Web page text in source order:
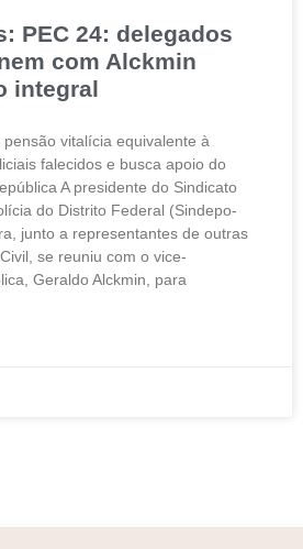
PEC 24: delegados
com Alckmin
integral
vitalícia equivalente à
falecidos e busca apoio do
A presidente do Sindicato
do Distrito Federal (Sindepo-
junto a representantes de outras
se reuniu com o vice-
Geraldo Alckmin, para